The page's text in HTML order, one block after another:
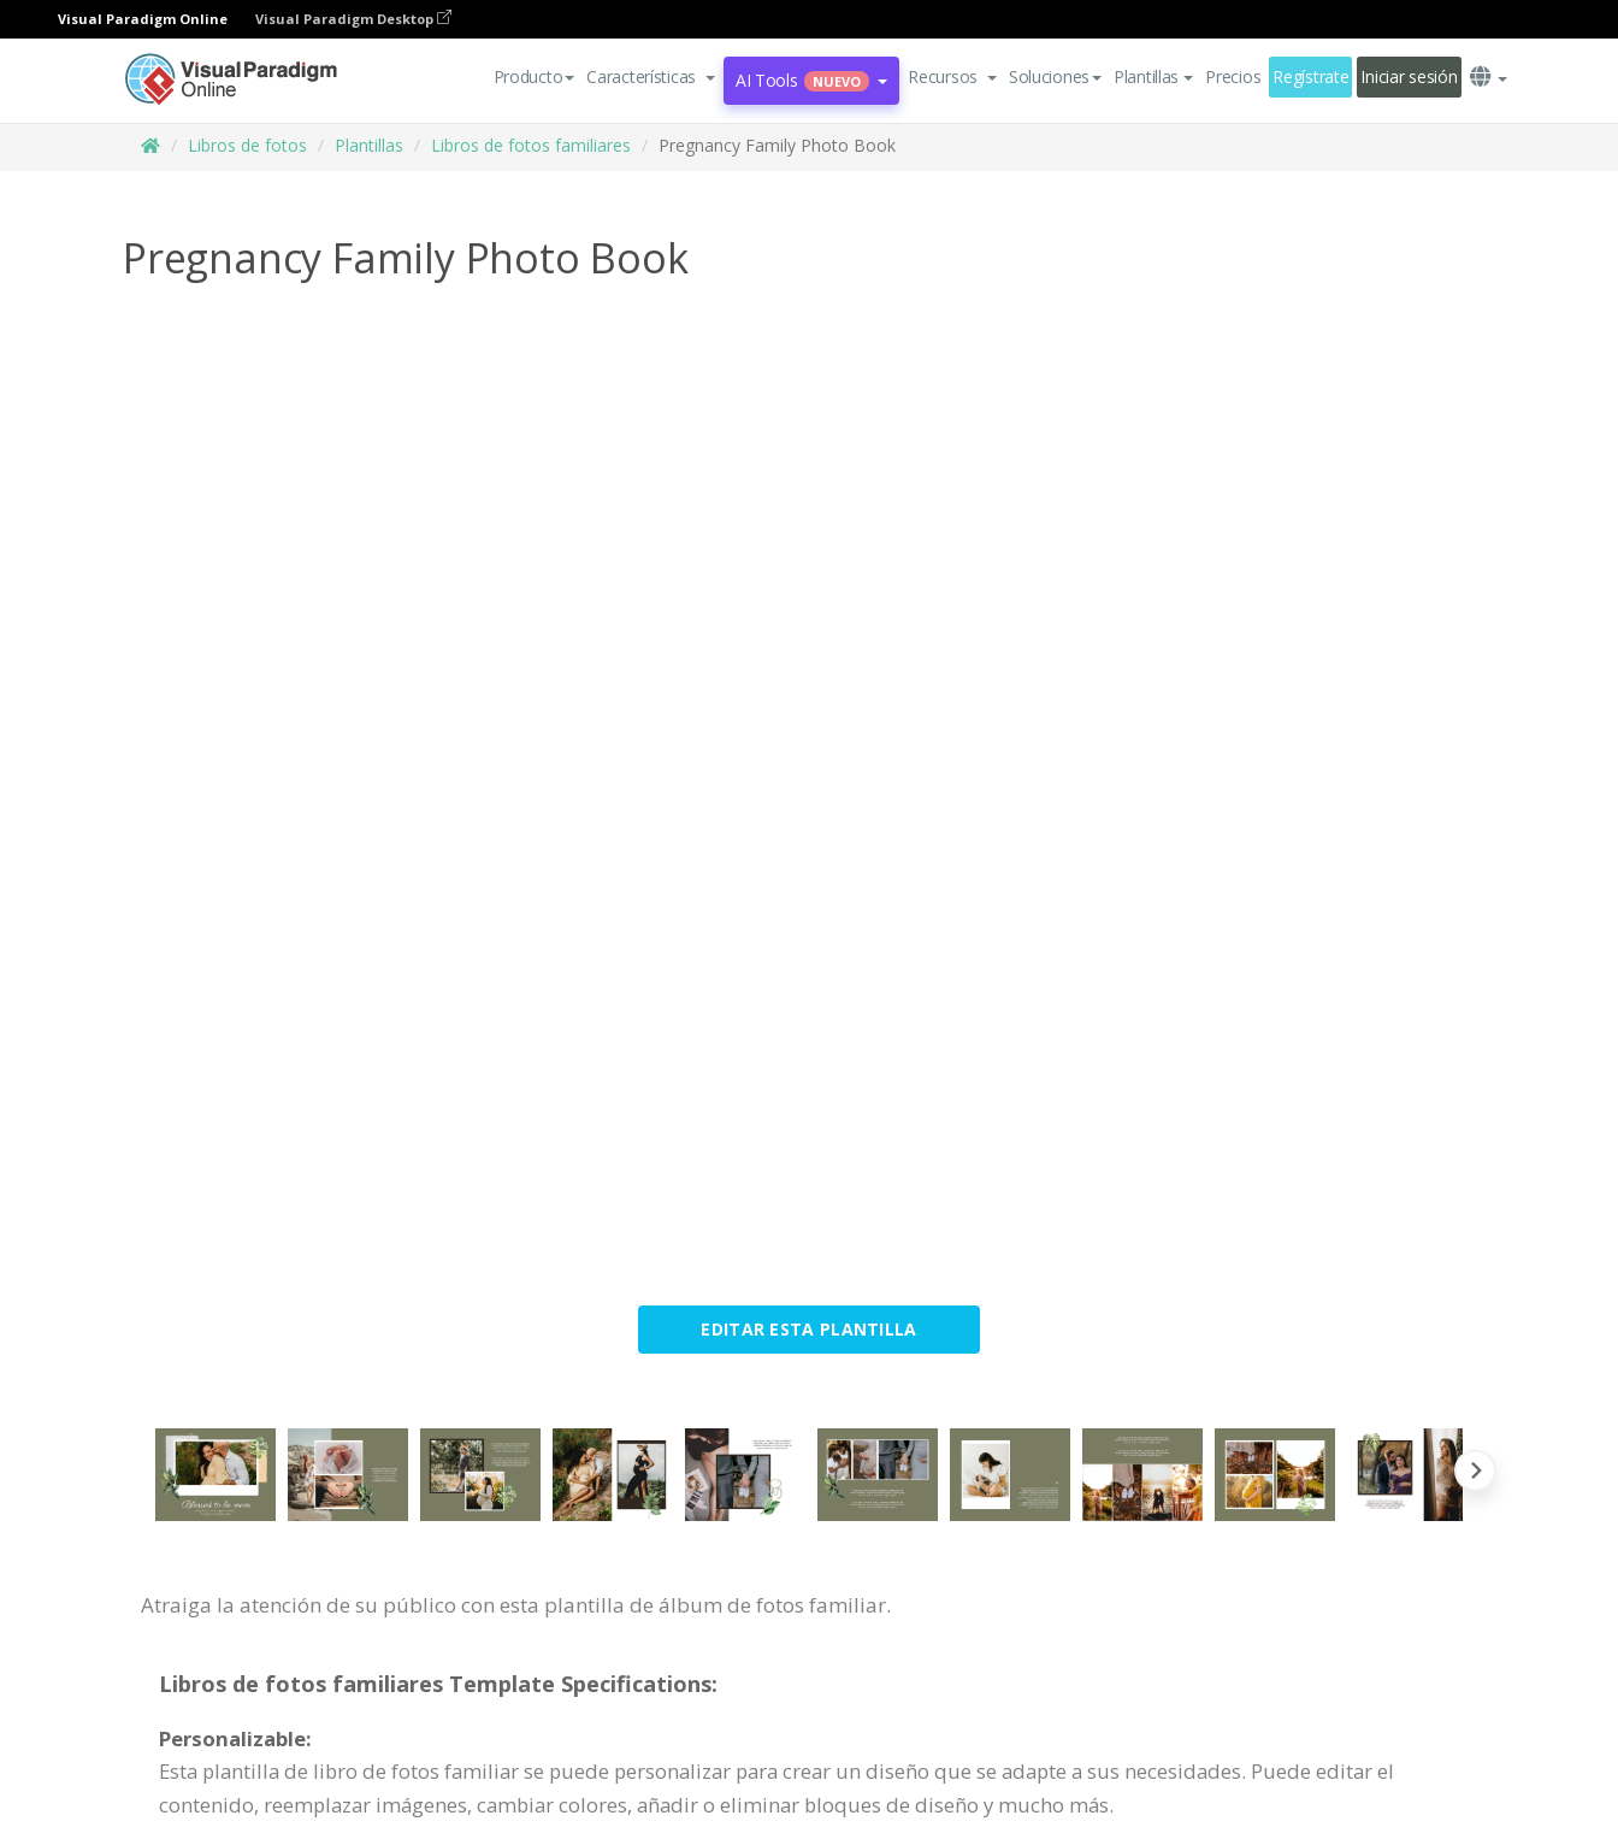
Visual Paradigm Online Visual Paradigm Desktop
Producto Características AI Tools NUEVO Recursos Soluciones Plantillas Precios Regístrate Iniciar sesión
Libros de fotos Plantillas Libros de fotos familiares Pregnancy Family Photo Book
Pregnancy Family Photo Book
EDITAR ESTA PLANTILLA
Atraiga la atención de su público con esta plantilla de álbum de fotos familiar.
Libros de fotos familiares Template Specifications:
Personalizable:
Esta plantilla de libro de fotos familiar se puede personalizar para crear un diseño que se adapte a sus necesidades. Puede editar el
contenido, reemplazar imágenes, cambiar colores, añadir o eliminar bloques de diseño y mucho más.